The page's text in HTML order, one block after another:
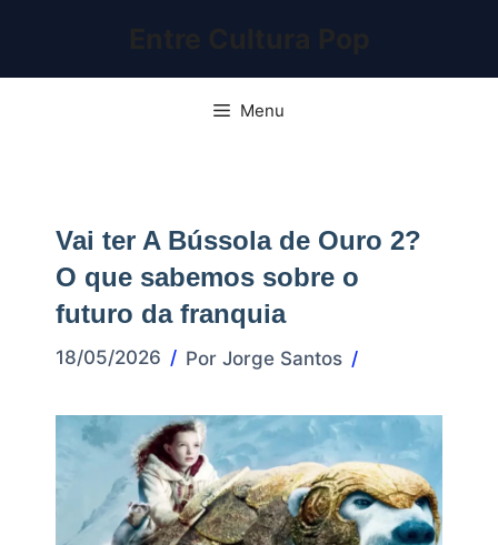
Menu
Vai ter A Bússola de Ouro 2?
O que sabemos sobre o
futuro da franquia
18/05/2026 Por Jorge Santos